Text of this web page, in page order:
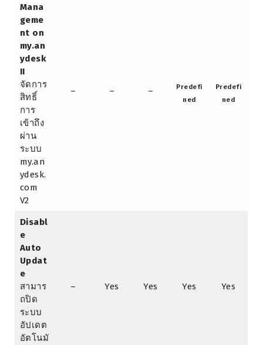
Mana
geme
nt on
my.an
ydesk
II
จัดการ
สิทธิ์
การ
เข้าถึง
ผ่าน
ระบบ
my.an
ydesk.
com
V2
– – –
Predefi
ned
Predefi
ned
Disabl
e
Auto
Updat
e
สามาร
ถปิด
ระบบ
อัปเดต
อัตโนมั
– Yes Yes Yes Yes